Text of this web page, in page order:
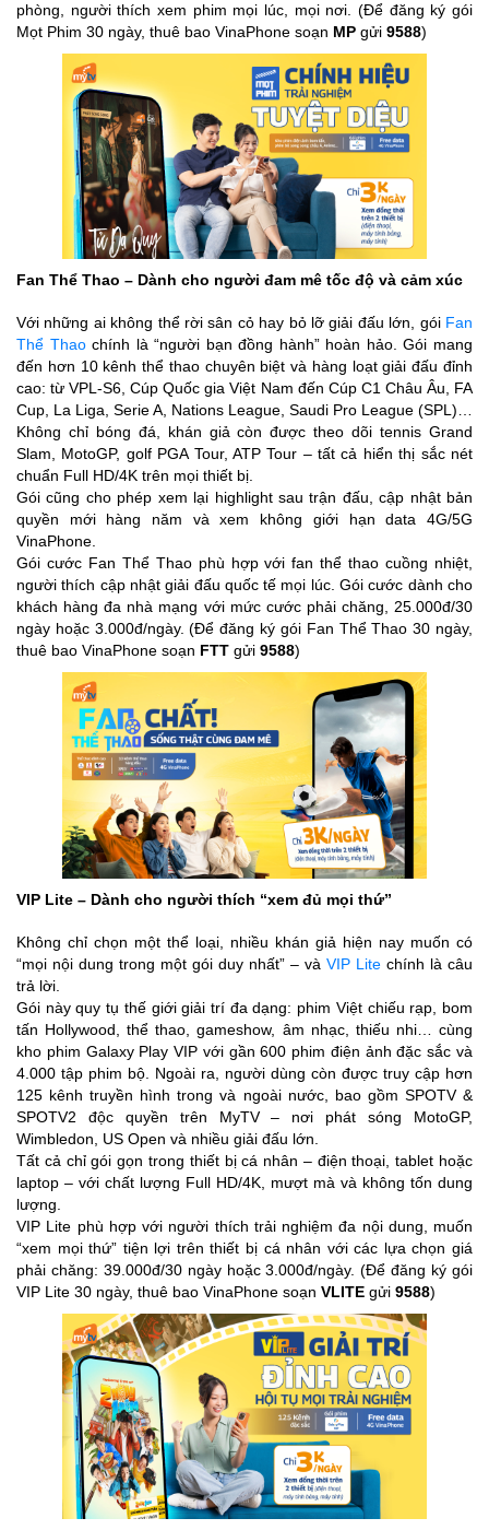
phòng, người thích xem phim mọi lúc, mọi nơi. (Để đăng ký gói
Mọt Phim 30 ngày, thuê bao VinaPhone soạn MP gửi 9588)
Fan Thể Thao – Dành cho người đam mê tốc độ và cảm xúc
Với những ai không thể rời sân cỏ hay bỏ lỡ giải đấu lớn, gói Fan
Thể Thaochính là “người bạn đồng hành” hoàn hảo. Gói mang
đến hơn 10 kênh thể thao chuyên biệt và hàng loạt giải đấu đỉnh
cao: từ VPL-S6, Cúp Quốc gia Việt Nam đến Cúp C1 Châu Âu, FA
Cup, La Liga, Serie A, Nations League, Saudi Pro League (SPL)…
Không chỉ bóng đá, khán giả còn được theo dõi tennis Grand
Slam, MotoGP, golf PGA Tour, ATP Tour – tất cả hiển thị sắc nét
chuẩn Full HD/4K trên mọi thiết bị.
Gói cũng cho phép xem lại highlight sau trận đấu, cập nhật bản
quyền mới hàng năm và xem không giới hạn data 4G/5G
VinaPhone.
Gói cước Fan Thể Thao phù hợp với fan thể thao cuồng nhiệt,
người thích cập nhật giải đấu quốc tế mọi lúc. Gói cước dành cho
khách hàng đa nhà mạng với mức cước phải chăng, 25.000đ/30
ngày hoặc 3.000đ/ngày. (Để đăng ký gói Fan Thể Thao 30 ngày,
thuê bao VinaPhone soạn FTT gửi 9588)
VIP Lite – Dành cho người thích “xem đủ mọi thứ”
Không chỉ chọn một thể loại, nhiều khán giả hiện nay muốn có
“mọi nội dung trong một gói duy nhất” – và VIP Lite chính là câu
trả lời.
Gói này quy tụ thế giới giải trí đa dạng: phim Việt chiếu rạp, bom
tấn Hollywood, thể thao, gameshow, âm nhạc, thiếu nhi… cùng
kho phim Galaxy Play VIP với gần 600 phim điện ảnh đặc sắc và
4.000 tập phim bộ. Ngoài ra, người dùng còn được truy cập hơn
125 kênh truyền hình trong và ngoài nước, bao gồm SPOTV &
SPOTV2 độc quyền trên MyTV – nơi phát sóng MotoGP,
Wimbledon, US Open và nhiều giải đấu lớn.
Tất cả chỉ gói gọn trong thiết bị cá nhân – điện thoại, tablet hoặc
laptop – với chất lượng Full HD/4K, mượt mà và không tốn dung
lượng.
VIP Lite phù hợp với người thích trải nghiệm đa nội dung, muốn
“xem mọi thứ” tiện lợi trên thiết bị cá nhân với các lựa chọn giá
phải chăng: 39.000đ/30 ngày hoặc 3.000đ/ngày. (Để đăng ký gói
VIP Lite 30 ngày, thuê bao VinaPhone soạn VLITE gửi 9588)